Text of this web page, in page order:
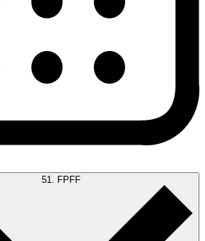
51. FPFF